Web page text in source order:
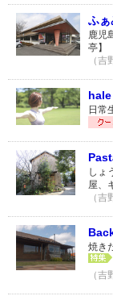
ふぁ
鹿児
亭】
（
日常
しょ
屋、
（
焼き
（